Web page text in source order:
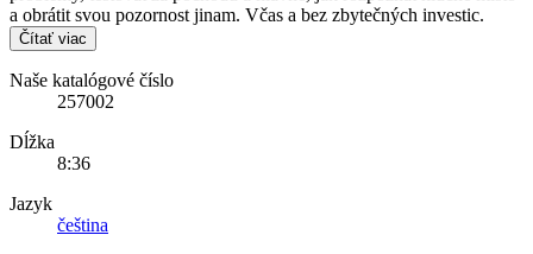
a obrátit svou pozornost jinam. Včas a bez zbytečných investic.
Čítať viac
Naše katalógové číslo
257002
Dĺžka
8:36
Jazyk
čeština